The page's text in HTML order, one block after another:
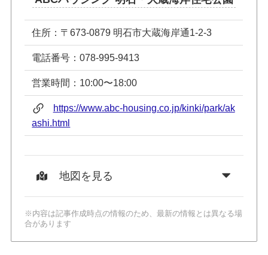
住所：〒673-0879 明石市大蔵海岸通1-2-3
電話番号：078-995-9413
営業時間：10:00〜18:00
https://www.abc-housing.co.jp/kinki/park/ak
ashi.html
地図を見る
※内容は記事作成時点の情報のため、最新の情報とは異なる場
合があります